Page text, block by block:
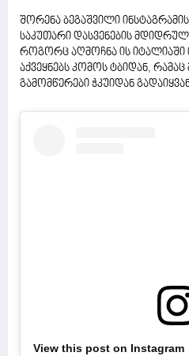
შორენა ბეგაშვილი
საკუთარი დასვენების მდიდრულ
როგორც აღმოჩნა ის იტალიაში
აქვეყნებს კომოს ტბიდან,
გამომწერები ჭკუიდან
View this post on Instagram